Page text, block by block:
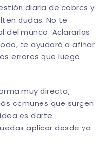
diaria de cobros y
dudas. No te
del mundo. Aclararlas
te ayudará a afinar
errores que luego
muy directa,
comunes que surgen
es darte
aplicar desde ya